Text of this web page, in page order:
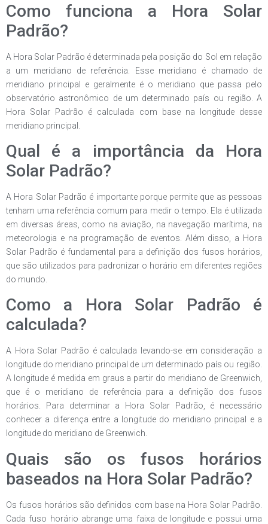
Como funciona a Hora Solar
Padrão?
A Hora Solar Padrão é determinada pela posição do Sol em relação
a um meridiano de referência. Esse meridiano é chamado de
meridiano principal e geralmente é o meridiano que passa pelo
observatório astronômico de um determinado país ou região. A
Hora Solar Padrão é calculada com base na longitude desse
meridiano principal.
Qual é a importância da Hora
Solar Padrão?
A Hora Solar Padrão é importante porque permite que as pessoas
tenham uma referência comum para medir o tempo. Ela é utilizada
em diversas áreas, como na aviação, na navegação marítima, na
meteorologia e na programação de eventos. Além disso, a Hora
Solar Padrão é fundamental para a definição dos fusos horários,
que são utilizados para padronizar o horário em diferentes regiões
do mundo.
Como a Hora Solar Padrão é
calculada?
A Hora Solar Padrão é calculada levando-se em consideração a
longitude do meridiano principal de um determinado país ou região.
A longitude é medida em graus a partir do meridiano de Greenwich,
que é o meridiano de referência para a definição dos fusos
horários. Para determinar a Hora Solar Padrão, é necessário
conhecer a diferença entre a longitude do meridiano principal e a
longitude do meridiano de Greenwich.
Quais são os fusos horários
baseados na Hora Solar Padrão?
Os fusos horários são definidos com base na Hora Solar Padrão.
Cada fuso horário abrange uma faixa de longitude e possui uma